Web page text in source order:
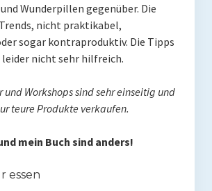
Wunderpillen gegenüber. Die
nicht praktikabel,
sogar kontraproduktiv. Die Tipps
leider nicht sehr hilfreich.
und Workshops sind sehr einseitig und
teure Produkte verkaufen.
mein Buch sind anders!
essen